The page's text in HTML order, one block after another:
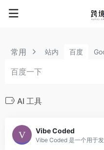
常用 站内 百度
AI 工具
Vibe Coded